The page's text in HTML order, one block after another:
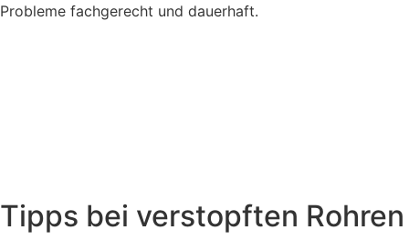
Probleme fachgerecht und dauerhaft.
Tipps bei verstopften Rohren